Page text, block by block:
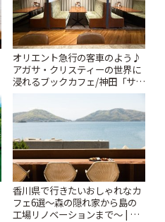
オリエント急行の客車のよう♪
アガサ・クリスティーの世界に
浸れるブックカフェ/神田「サロ
ンクリスティ」 | ことりっぷ
香川県で行きたいおしゃれなカ
フェ6選〜森の隠れ家から島の
工場リノベーションまで〜 | こ